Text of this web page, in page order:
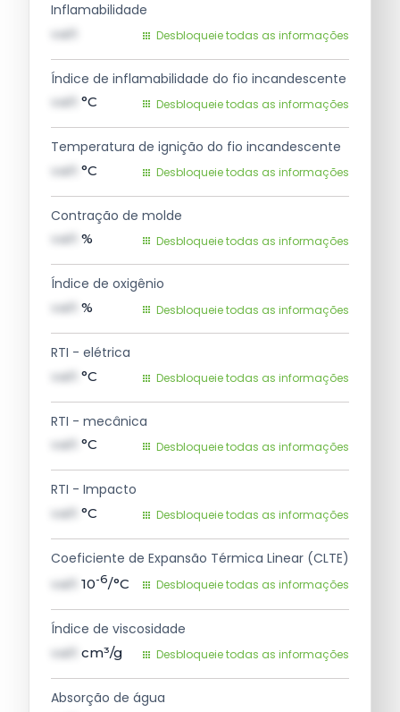
Inflamabilidade
val1 Desbloqueie todas as informações
Índice de inflamabilidade do fio incandescente
val1 °C Desbloqueie todas as informações
Temperatura de ignição do fio incandescente
val1 °C Desbloqueie todas as informações
Contração de molde
val1 % Desbloqueie todas as informações
Índice de oxigênio
val1 % Desbloqueie todas as informações
RTI - elétrica
val1 °C Desbloqueie todas as informações
RTI - mecânica
val1 °C Desbloqueie todas as informações
RTI - Impacto
val1 °C Desbloqueie todas as informações
Coeficiente de Expansão Térmica Linear (CLTE)
val1 10-6/°C Desbloqueie todas as informações
Índice de viscosidade
val1 cm³/g Desbloqueie todas as informações
Absorção de água